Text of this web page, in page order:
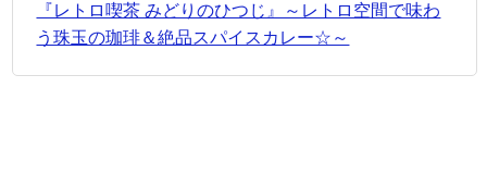
『レトロ喫茶 みどりのひつじ』～レトロ空間で味わ
う珠玉の珈琲＆絶品スパイスカレー☆～